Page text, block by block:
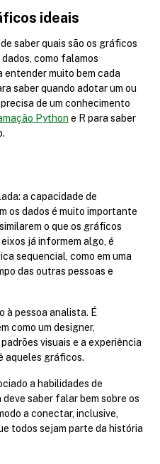
ideais
saber quais são os gráficos
como falamos
entender muito bem cada
saber quando adotar um ou
de um conhecimento
Python e R para saber
a capacidade de
os dados é muito importante
o que os gráficos
já informem algo, é
sequencial, como em uma
das outras pessoas e
à pessoa analista. É
como um designer,
visuais e a experiência
aqueles gráficos.
a habilidades de
saber falar bem sobre os
a conectar, inclusive,
todos sejam parte da história